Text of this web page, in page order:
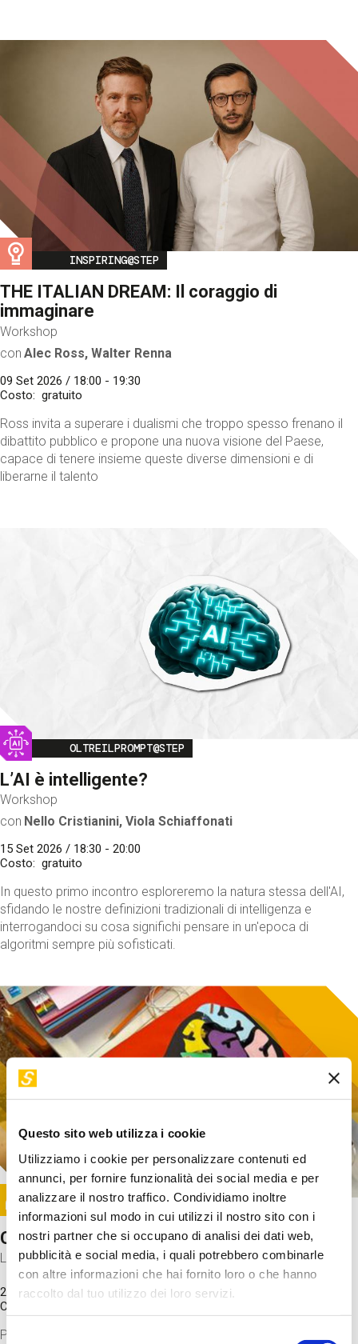
Questo sito web utilizza i cookie
Utilizziamo i cookie per personalizzare contenuti ed
annunci, per fornire funzionalità dei social media e per
analizzare il nostro traffico. Condividiamo inoltre
informazioni sul modo in cui utilizzi il nostro sito con i
nostri partner che si occupano di analisi dei dati web,
pubblicità e social media, i quali potrebbero combinarle
con altre informazioni che hai fornito loro o che hanno
raccolto dal tuo utilizzo dei loro servizi.
Selezione
Image
INSPIRING@STEP
THE ITALIAN DREAM: Il coraggio di
immaginare
Workshop
con Alec Ross, Walter Renna
09 Set 2026 / 18:00 - 19:30
Costo
gratuito
Ross invita a superare i dualismi che troppo spesso frenano il
dibattito pubblico e propone una nuova visione del Paese,
capace di tenere insieme queste diverse dimensioni e di
liberarne il talento
Image
OLTREILPROMPT@STEP
L’AI è intelligente?
Workshop
con Nello Cristianini, Viola Schiaffonati
15 Set 2026 / 18:30 - 20:00
Costo
gratuito
In questo primo incontro esploreremo la natura stessa dell'AI,
sfidando le nostre definizioni tradizionali di intelligenza e
interrogandoci su cosa significhi pensare in un'epoca di
algoritmi sempre più sofisticati.
Image
SUNDAY@STEP
Come funziona il cervello?
Laboratorio
20 Set 2026 / 11:15 - 13:00
Costo
Proveremo a costruire un cervello in cartoncino cercando di